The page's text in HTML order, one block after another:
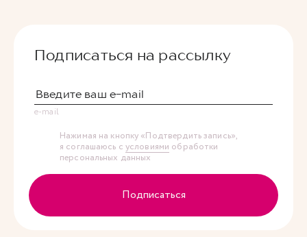
Подписаться на рассылку
e-mail
Нажимая на кнопку «Подтвердить запись»,
я соглашаюсь с условиями обработки
персональных данных
Подписаться